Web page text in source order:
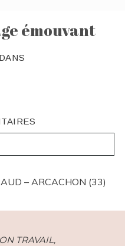
émouvant
*
– ARCACHON (33)
TRAVAIL,